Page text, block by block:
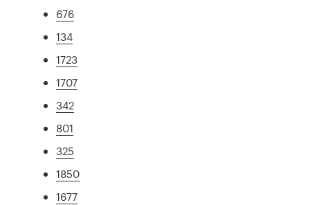
676
134
1723
1707
342
801
325
1850
1677